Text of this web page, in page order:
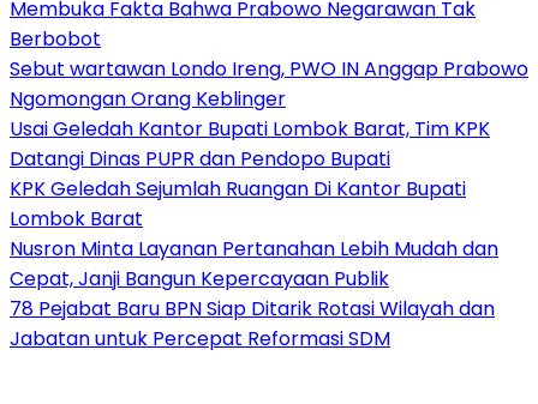
Membuka Fakta Bahwa Prabowo Negarawan Tak
Berbobot
Sebut wartawan Londo Ireng, PWO IN Anggap Prabowo
Ngomongan Orang Keblinger
Usai Geledah Kantor Bupati Lombok Barat, Tim KPK
Datangi Dinas PUPR dan Pendopo Bupati
KPK Geledah Sejumlah Ruangan Di Kantor Bupati
Lombok Barat
Nusron Minta Layanan Pertanahan Lebih Mudah dan
Cepat, Janji Bangun Kepercayaan Publik
78 Pejabat Baru BPN Siap Ditarik Rotasi Wilayah dan
Jabatan untuk Percepat Reformasi SDM